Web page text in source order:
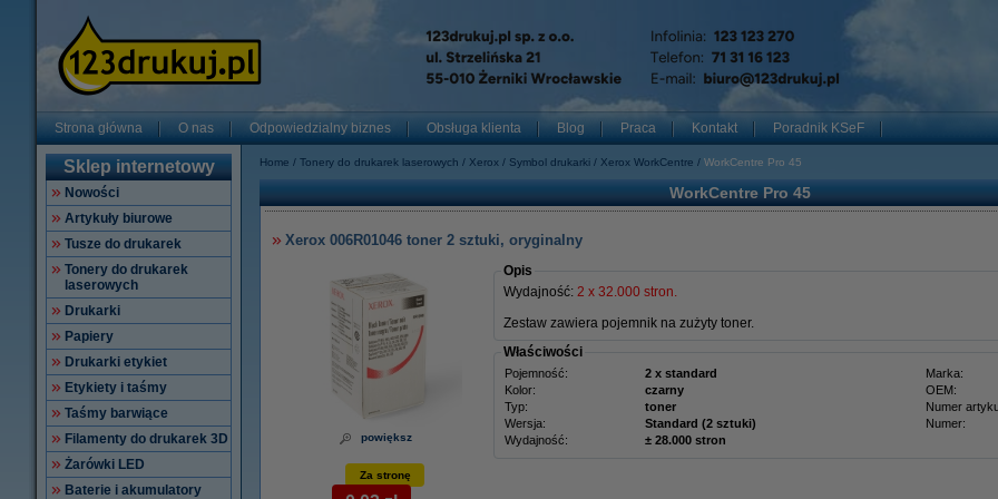
Strona główna O nas Odpowiedzialny biznes Obsługa klienta Blog Praca Kontakt Poradnik KSeF
Sklep internetowy
Nowości
Artykuły biurowe
Tusze do drukarek
Tonery do drukarek
laserowych
Drukarki
Papiery
Drukarki etykiet
Etykiety i taśmy
Taśmy barwiące
Filamenty do drukarek 3D
Żarówki LED
Baterie i akumulatory
Home Tonery do drukarek laserowych Xerox Symbol drukarki Xerox WorkCentre WorkCentre Pro 45
WorkCentre Pro 45
Xerox 006R01046 toner 2 sztuki, oryginalny
powiększ
Opis
Wydajność: 2 x 32.000 stron.
Zestaw zawiera pojemnik na zużyty toner.
Właściwości
Pojemność: 2 x standard Marka:
Kolor:
czarny OEM:
Typ:
toner Numer
Wersja:
Standard (2 sztuki) Numer:
Wydajność:
± 28.000 stron
Za stronę